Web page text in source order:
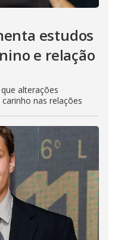
estudos
e relação
alterações
nas relações